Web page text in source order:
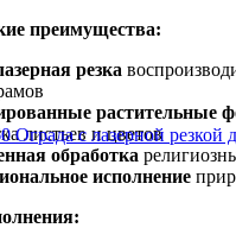
преимущества:
резка
растительные
листьев и цветов
обработка
исполнение